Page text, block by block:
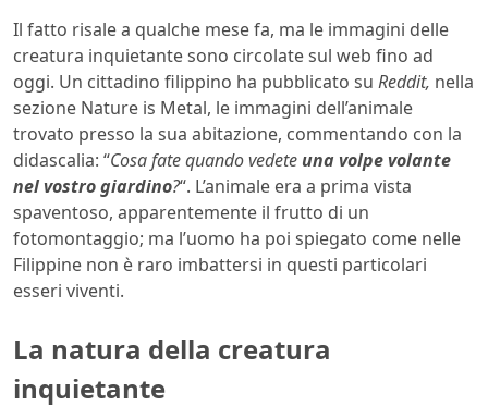
Il fatto risale a qualche mese fa, ma le immagini delle
creatura inquietante sono circolate sul web fino ad
oggi. Un cittadino filippino ha pubblicato su Reddit, nella
sezione Nature is Metal, le immagini dell’animale
trovato presso la sua abitazione, commentando con la
didascalia: “Cosa fate quando vedete una volpe volante
nel vostro giardino?“. L’animale era a prima vista
spaventoso, apparentemente il frutto di un
fotomontaggio; ma l’uomo ha poi spiegato come nelle
Filippine non è raro imbattersi in questi particolari
esseri viventi.
La natura della creatura
inquietante